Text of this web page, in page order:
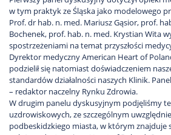
w tym praktyk ze Śląska jako modelowego
Prof. dr hab. n. med. Mariusz Gąsior, prof.
Bochenek, prof. hab. n. med. Krystian Wita
spostrzeżeniami na temat przyszłości
Dyrektor medyczny American Heart of
podzielił się natomiast doświadczeniem
standardów działalności naszych Klinik.
– redaktor naczelny Rynku Zdrowia.
W drugim panelu dyskusyjnym podjęliśmy
uzdrowiskowych, ze szczególnym
podbeskidzkiego miasta, w którym znajduje